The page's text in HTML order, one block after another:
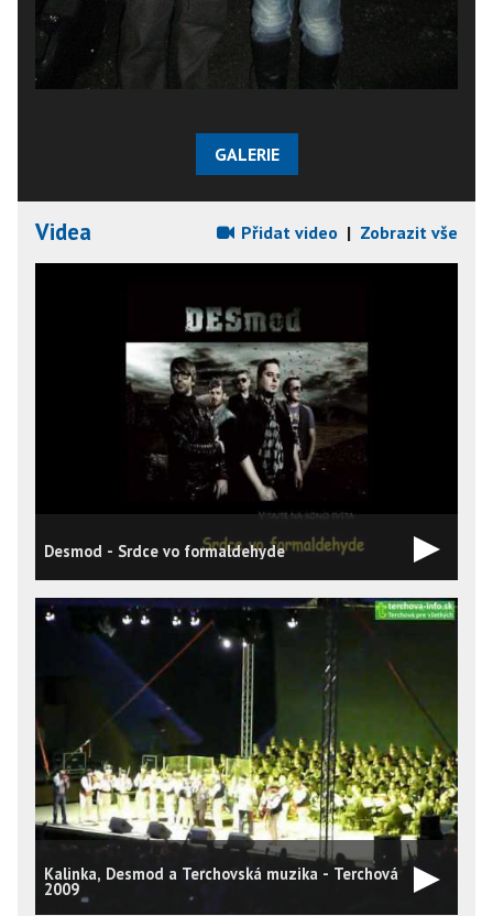
GALERIE
Videa Přidat video | Zobrazit vše
Desmod - Srdce vo formaldehyde
Kalinka, Desmod a Terchovská muzika - Terchová
2009